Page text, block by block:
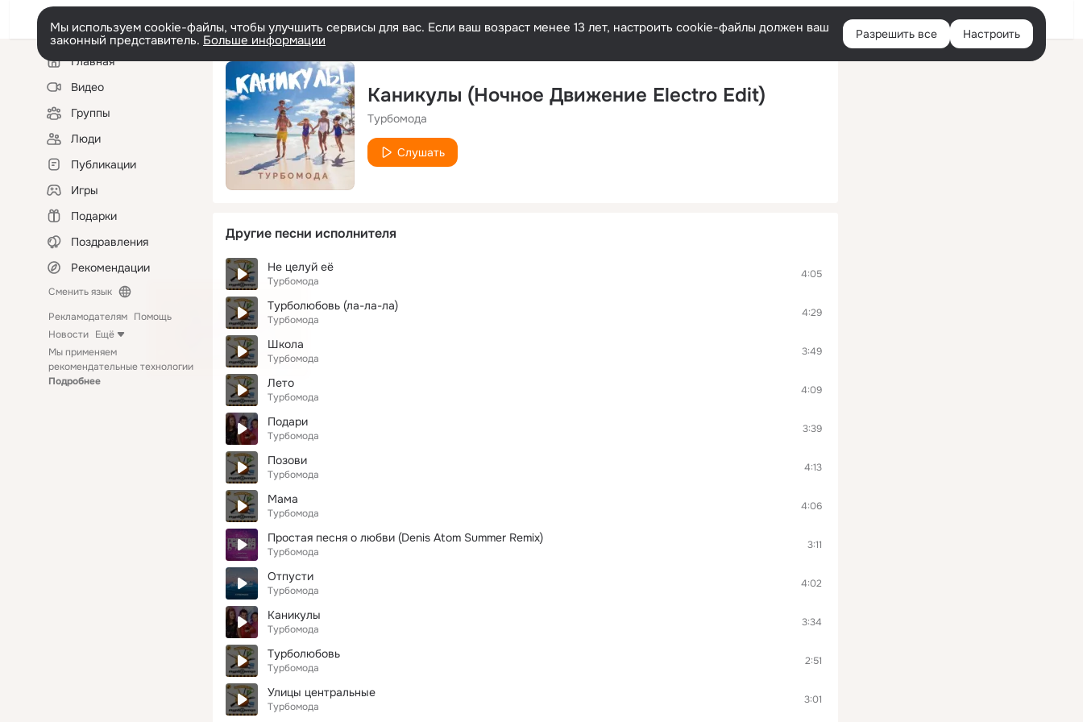
Войти
Мы используем cookie-файлы, чтобы улучшить сервисы для вас. Если ваш возраст менее 13 лет, настроить cookie-файлы должен ваш
законный представитель. Больше информации Разрешить все Настроить
Левая
колонкаГлавная
Видео
Группы
Люди
Публикации
Игры
Подарки
Поздравления
Рекомендации
Сменить язык
Рекламодателям Помощь
Новости Ещё
Мы применяем
рекомендательные технологии
Подробнее
Каникулы (Ночное Движение Electro Edit)
Турбомода
Слушать
Другие песни исполнителя
Не целуй её
Турбомода
4:05
Турболюбовь (ла-ла-ла)
Турбомода
4:29
Школа
Турбомода
3:49
Лето
Турбомода
4:09
Подари
Турбомода
3:39
Позови
Турбомода
4:13
Мама
Турбомода
4:06
Простая песня о любви (Denis Atom Summer Remix)
Турбомода
3:11
Отпусти
Турбомода
4:02
Каникулы
Турбомода
3:34
Турболюбовь
Турбомода
2:51
Улицы центральные
Турбомода
3:01